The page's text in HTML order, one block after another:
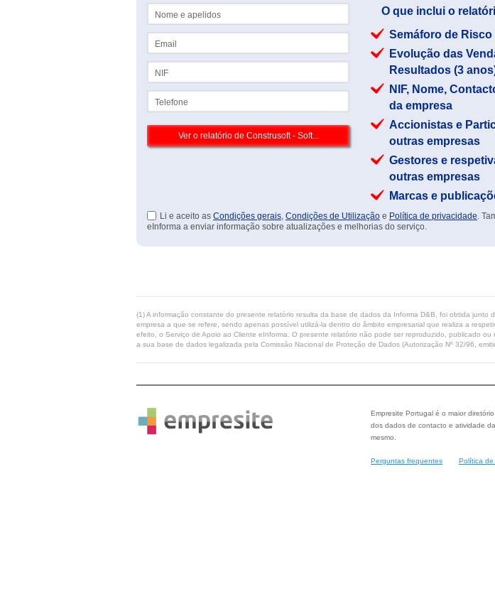
O que inclui o
Semáforo de Risco
Evolução das
Resultados (3
NIF, Nome,
da empresa
Accionistas e
outras empresas
Gestores e
outras empresas
Marcas e
Li e aceito as Condições gerais, Condições de Utilização e Política de privacidade.
eInforma a enviar informação sobre atualizações e melhorias do serviço.
(1) A informação constante do presente relatório resulta da base de dados da Informa D&B, foi obtida
empresa a que se refere, sendo apenas possível utilizá-la dentro do âmbito empresarial que realiza a
efeito, o Serviço de Apoio ao Cliente eInforma. O presente relatório não pode ser reproduzido, publicado
a sua base de dados legalizada pela Comissão Nacional de Proteção de Dados (Autorização Nº 32/96,
Empresite Portugal é o maior
dos dados de contacto e atividade
mesmo.
Perguntas frequentes Política de